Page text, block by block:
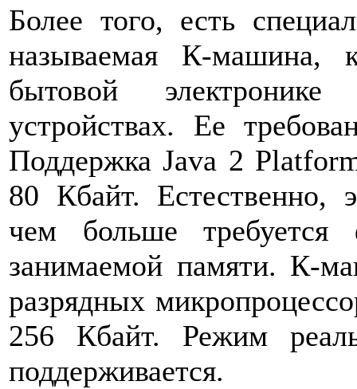
Более того, есть
называемая К-машина,
бытовой
устройствах. Ее
Поддержка Java 2
80 Кбайт. Естественно,
чем больше
занимаемой памяти. К-
разрядных
256 Кбайт. Режим
поддерживается.